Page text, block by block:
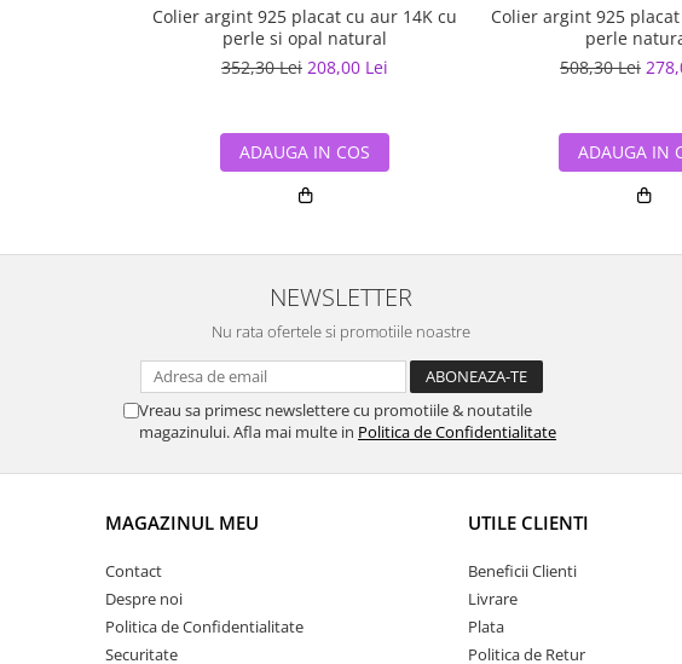
Colier argint 925 placat cu aur 14K cu
perle si opal natural
352,30 Lei 208,00 Lei
ADAUGA IN COS
Colier argint 925
perle
508,30 Lei
ADAUGA IN
NEWSLETTER
Nu rata ofertele si promotiile noastre
Vreau sa primesc newslettere cu promotiile & noutatile
magazinului. Afla mai multe in Politica de Confidentialitate
MAGAZINUL MEU
Contact
Despre noi
Politica de Confidentialitate
Securitate
UTILE CLIENTI
Beneficii Clienti
Livrare
Plata
Politica de Retur